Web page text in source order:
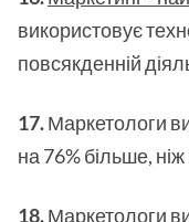
використовує
повсякденній
17.Маркетологи
на 76% більше,
18.Маркетологи